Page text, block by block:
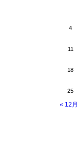
4
11
18
25
« 12月